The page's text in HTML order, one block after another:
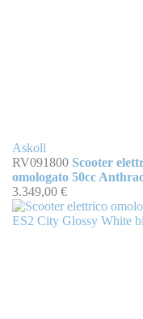
Askoll
RV091800 Scooter
omologato 50cc
3.349,00 €